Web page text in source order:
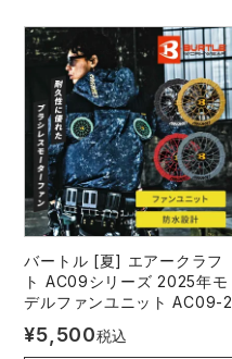
バートル [夏] エアークラフ
ト AC09シリーズ 2025年モ
デルファンユニット AC09-2
¥5,500税込